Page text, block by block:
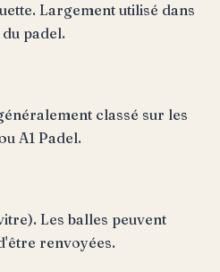
Largement utilisé dans
padel.
classé sur les
A1 Padel.
Les balles peuvent
renvoyées.